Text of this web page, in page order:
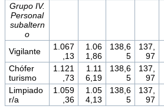
Grupo IV.
Personal
subaltern
o
Vigilante
1.067
,13
1.06
1,86
138,6
5
137,
97
Chófer
turismo
1.121
,73
1.11
6,19
138,6
5
137,
97
Limpiado
r/a
1.059
,36
1.05
4,13
138,6
5
137,
97